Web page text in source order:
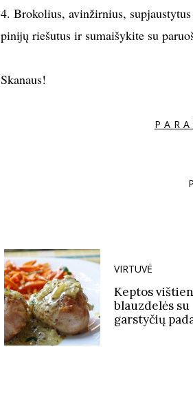
4. Brokolius, avinžirnius,
pinijų riešutus ir sumaišykite su
Skanaus!
VIRTUVĖ
Keptos
blauzdelės su
garstyčių